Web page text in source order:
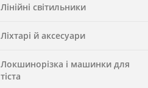
Лінійні світильники
Ліхтарі й аксесуари
Локшинорізка і машинки для
тіста